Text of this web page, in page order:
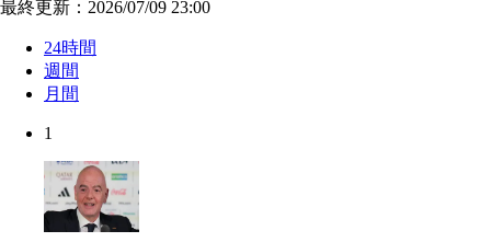
最終更新：2026/07/09 23:00
24時間
週間
月間
1